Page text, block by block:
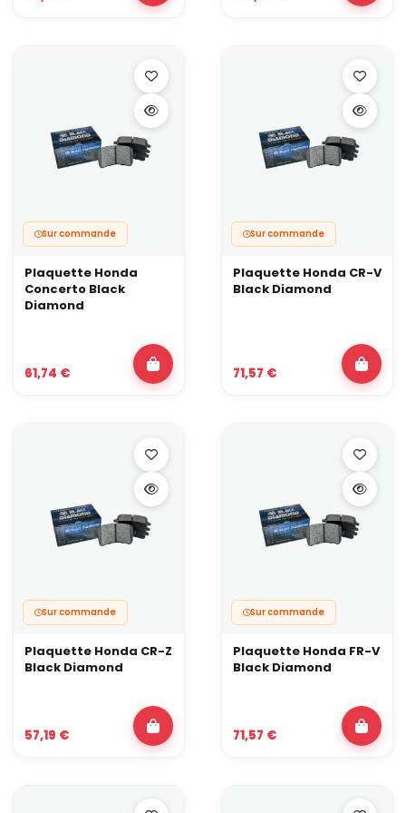
Plage de température élargie pour tenir plusieurs freinages
Légère hausse possible du bruit au freinage.
Poussière plus présente selon le mélange.
Usure plus rapide qu’une plaquette purement routière.
Plaquettes de frein racing pour usage 100 % piste,
circuit et compétition
côte, drift intensif, circuit appuyé.
✅ Avantages :
Stabilité du coefficient de friction à haute température.
Mordant très prononcé une fois les freins en température.
Adaptées aux contraintes de la compétition.
Moins performantes, voire délicates, à froid.
Bruit et poussière souvent importants.
Les kits gros freins utilisent souvent des plaquettes de forme
spécifique, prévues pour des étriers multi-pistons et des disques
✅ Avantages :
Surface de friction adaptée aux gros disques.
❌ Inconvénients :
Offre plus restreinte que pour les étriers d’origine.
Prix souvent supérieur aux plaquettes route classiques.
Les plaquettes de frein Black Diamond : zoom sur
Pour couvrir vos besoins en route dynamique, drift loisir et
roulage piste occasionnel, nous avons retenu la gamme de
plaquettes Black Diamond. Ce fabricant travaille depuis
Sur commande
Plaquette Honda
Concerto Black
Diamond
61,74 €
Sur commande
Plaquette Honda CR-V
Black Diamond
71,57 €
Sur commande
Plaquette Honda CR-Z
Black Diamond
57,19 €
Sur commande
Plaquette Honda FR-V
Black Diamond
71,57 €